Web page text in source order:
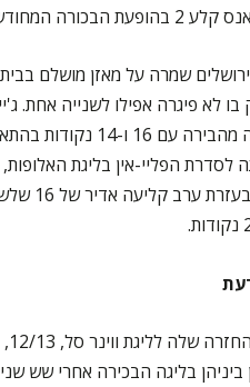
המחודשת שלו במועדון.
לא פיגרה אפילו לשנייה אחת.
החבורה מהבירה
לסדרת הפליי-אין בליגת